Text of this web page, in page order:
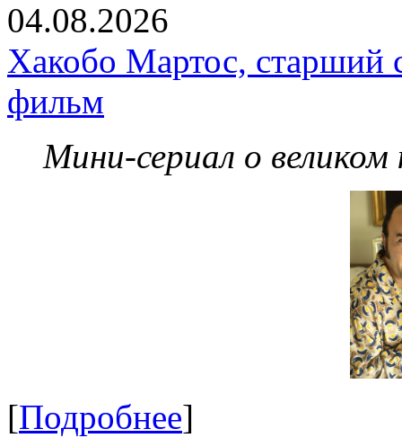
04.08.2026
Хакобо Мартос, старший
фильм
Мини-сериал о великом
[Подробнее]